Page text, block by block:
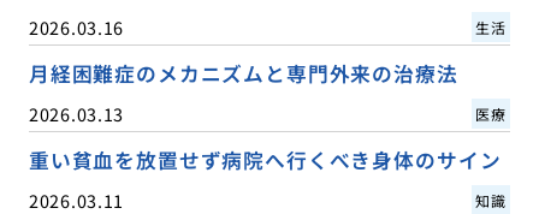
2026.03.16 生活
月経困難症のメカニズムと専門外来の治療法
2026.03.13 医療
重い貧血を放置せず病院へ行くべき身体のサイン
2026.03.11 知識